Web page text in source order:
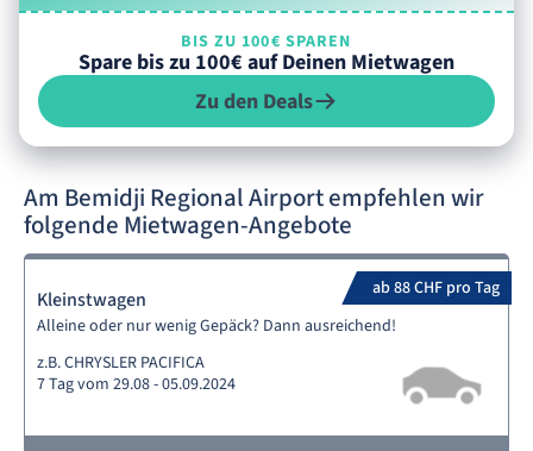
BIS ZU 100€ SPAREN
Spare bis zu 100€ auf Deinen Mietwagen
Zu den Deals
Am Bemidji Regional Airport empfehlen wir
folgende Mietwagen-Angebote
ab 88 CHF pro Tag
Kleinstwagen
Alleine oder nur wenig Gepäck? Dann ausreichend!
z.B. CHRYSLER PACIFICA
7 Tag vom 29.08 - 05.09.2024